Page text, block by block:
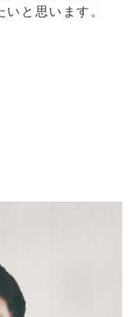
と思います。